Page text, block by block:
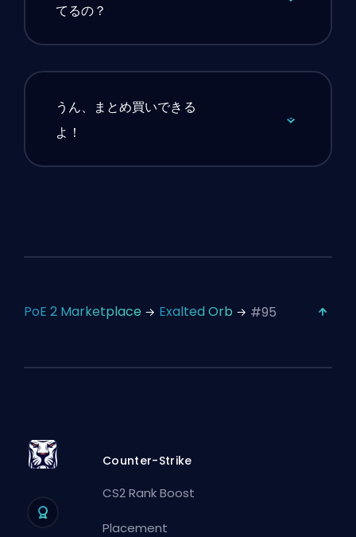
てるの？
うん、まとめ買いできる
よ！
PoE 2 Marketplace Exalted Orb #95
Counter-Strike
CS2 Rank Boost
Placement